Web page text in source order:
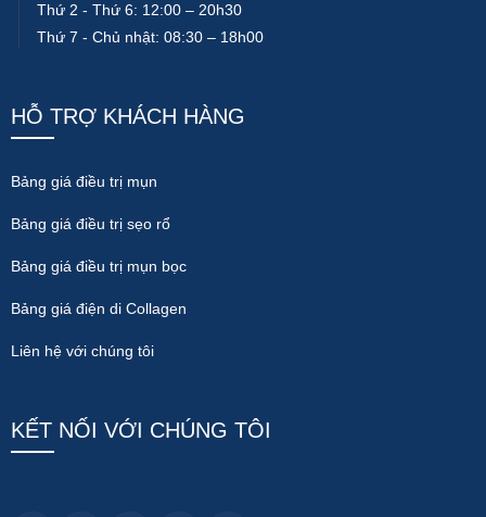
Thứ 2 - Thứ 6: 12:00 – 20h30
Thứ 7 - Chủ nhật: 08:30 – 18h00
HỖ TRỢ KHÁCH HÀNG
Bảng giá điều trị mụn
Bảng giá điều trị sẹo rổ
Bảng giá điều trị mụn bọc
Bảng giá điện di Collagen
Liên hệ với chúng tôi
KẾT NỐI VỚI CHÚNG TÔI